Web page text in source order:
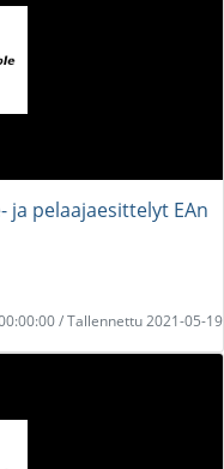
ja pelaajaesittelyt EAn
/ Tallennettu 2021-05-19